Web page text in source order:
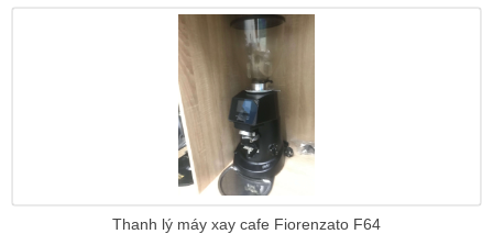
Thanh lý máy xay cafe Fiorenzato F64